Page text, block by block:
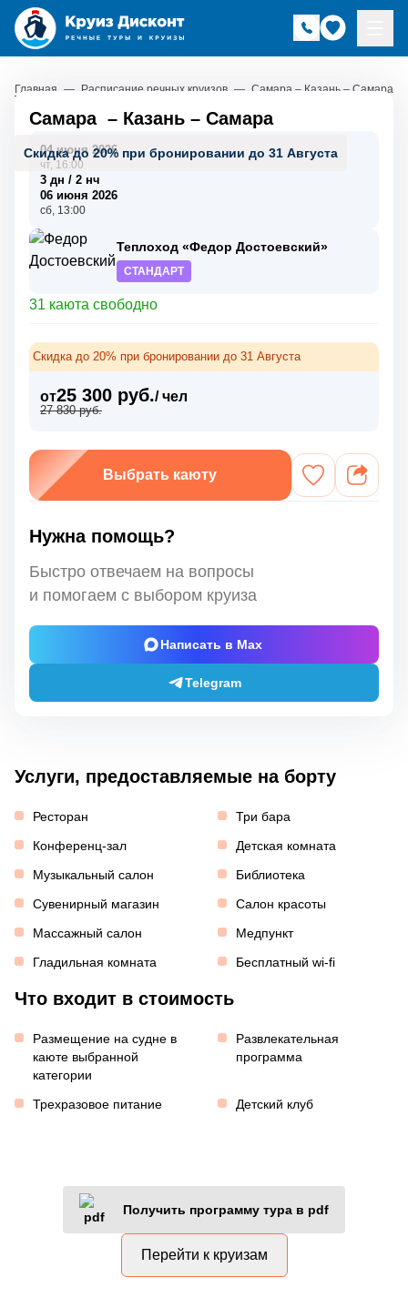
Главная — Расписание речных круизов — Самара – Казань – Самара
Скидка до 20% при бронировании до 31 Августа
Самара – Казань – Самара
04 июня 2026
чт, 16:00
3 дн / 2 нч
06 июня 2026
сб, 13:00
Теплоход «Федор Достоевский»
СТАНДАРТ
31 каюта свободно
Скидка до 20% при бронировании до 31 Августа
от25 300 руб./ чел
27 830 руб.
Выбрать каюту
Нужна помощь?
Быстро отвечаем на вопросы
и помогаем с выбором круиза
Написать в Max
Telegram
Услуги, предоставляемые на борту
Ресторан
Три бара
Конференц-зал
Детская комната
Музыкальный салон
Библиотека
Сувенирный магазин
Салон красоты
Массажный салон
Медпункт
Гладильная комната
Бесплатный wi-fi
Что входит в стоимость
Размещение на судне в
каюте выбранной
категории
Развлекательная
программа
Трехразовое питание Детский клуб
Получить программу тура в pdf
Перейти к круизам